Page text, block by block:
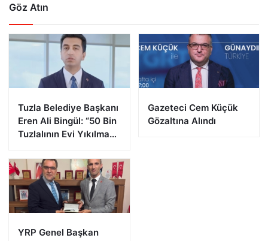
Göz Atın
Tuzla Belediye Başkanı
Eren Ali Bingül: “50 Bin
Tuzlalının Evi Yıkılma
Gazeteci Cem Küçük
Gözaltına Alındı
YRP Genel Başkan